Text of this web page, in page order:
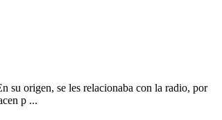
su origen, se les relacionaba con la radio, por
p ...